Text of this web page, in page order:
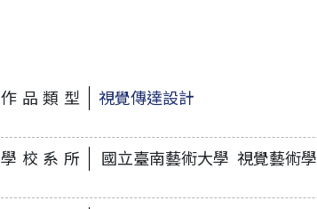
作品類型 視覺傳達設計
學校系所 國立臺南藝術大學 視覺藝術